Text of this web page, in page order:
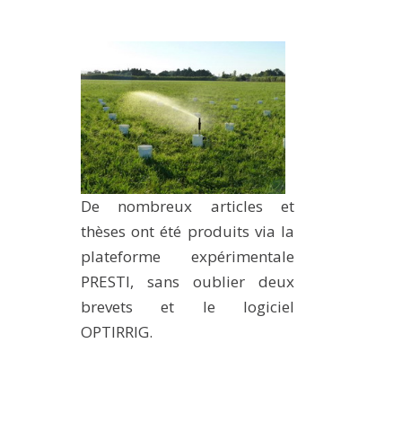
De nombreux articles et
thèses ont été produits via la
plateforme expérimentale
PRESTI, sans oublier deux
brevets et le logiciel
OPTIRRIG.